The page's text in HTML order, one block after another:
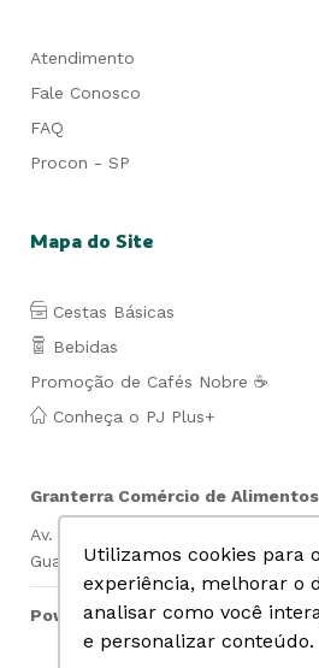
Utilizamos cookies para
experiência, melhorar o
analisar como você
e personalizar conteúdo.
Atendimento
Fale Conosco
FAQ
Procon - SP
Mapa do Site
Cestas Básicas
Bebidas
Promoção de Cafés Nobre ☕
Conheça o PJ Plus+
Granterra Comércio de Alimentos
Av. Lauro de Gusmão Silveira,
Guarulhos- SP Cep: 07140-010
Powered by